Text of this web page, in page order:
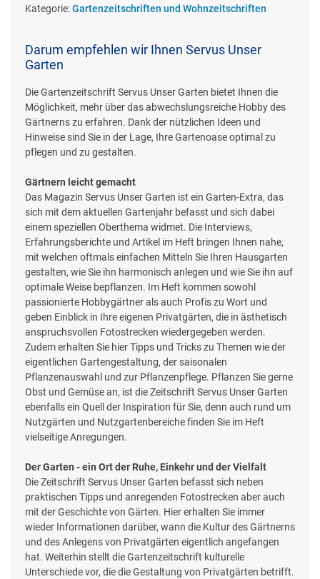
Kategorie:Gartenzeitschriften und Wohnzeitschriften
Darum empfehlen wir Ihnen Servus Unser
Garten
Die Gartenzeitschrift Servus Unser Garten bietet Ihnen die
Möglichkeit, mehr über das abwechslungsreiche Hobby des
Gärtnerns zu erfahren. Dank der nützlichen Ideen und
Hinweise sind Sie in der Lage, Ihre Gartenoase optimal zu
pflegen und zu gestalten.
Gärtnern leicht gemacht
Das Magazin Servus Unser Garten ist ein Garten-Extra, das
sich mit dem aktuellen Gartenjahr befasst und sich dabei
einem speziellen Oberthema widmet. Die Interviews,
Erfahrungsberichte und Artikel im Heft bringen Ihnen nahe,
mit welchen oftmals einfachen Mitteln Sie Ihren Hausgarten
gestalten, wie Sie ihn harmonisch anlegen und wie Sie ihn auf
optimale Weise bepflanzen. Im Heft kommen sowohl
passionierte Hobbygärtner als auch Profis zu Wort und
geben Einblick in Ihre eigenen Privatgärten, die in ästhetisch
anspruchsvollen Fotostrecken wiedergegeben werden.
Zudem erhalten Sie hier Tipps und Tricks zu Themen wie der
eigentlichen Gartengestaltung, der saisonalen
Pflanzenauswahl und zur Pflanzenpflege. Pflanzen Sie gerne
Obst und Gemüse an, ist die Zeitschrift Servus Unser Garten
ebenfalls ein Quell der Inspiration für Sie, denn auch rund um
Nutzgärten und Nutzgartenbereiche finden Sie im Heft
vielseitige Anregungen.
Der Garten - ein Ort der Ruhe, Einkehr und der Vielfalt
Die Zeitschrift Servus Unser Garten befasst sich neben
praktischen Tipps und anregenden Fotostrecken aber auch
mit der Geschichte von Gärten. Hier erhalten Sie immer
wieder Informationen darüber, wann die Kultur des Gärtnerns
und des Anlegens von Privatgärten eigentlich angefangen
hat. Weiterhin stellt die Gartenzeitschrift kulturelle
Unterschiede vor, die die Gestaltung von Privatgärten betrifft.